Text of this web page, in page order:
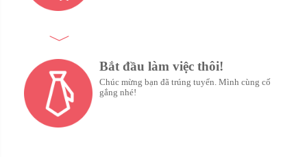
Bắt đầu làm việc thôi!
Chúc mừng bạn đã trúng tuyển. Mình cùng cố
gắng nhé!